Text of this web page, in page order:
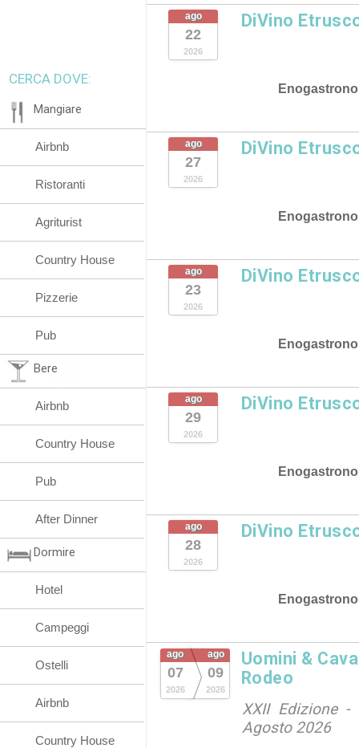
ago
22
2026
DiVino
ago
27
2026
DiVino
ago
23
2026
DiVino
ago
29
2026
DiVino
ago
28
2026
DiVino
ago
07
2026
ago
09
2026
Uomini &
Rodeo
XXII Edizione
Agosto 2026
CERCA DOVE:
Mangiare
Airbnb
Ristoranti
Agriturist
Country House
Pizzerie
Pub
Bere
Airbnb
Country House
Pub
After Dinner
Dormire
Hotel
Campeggi
Ostelli
Airbnb
Country House